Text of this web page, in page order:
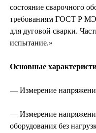
состояние сварочного
требованиям ГОСТ Р
для дуговой сварки.
испытание.»
Основные
— Измерение
— Измерение
оборудования без